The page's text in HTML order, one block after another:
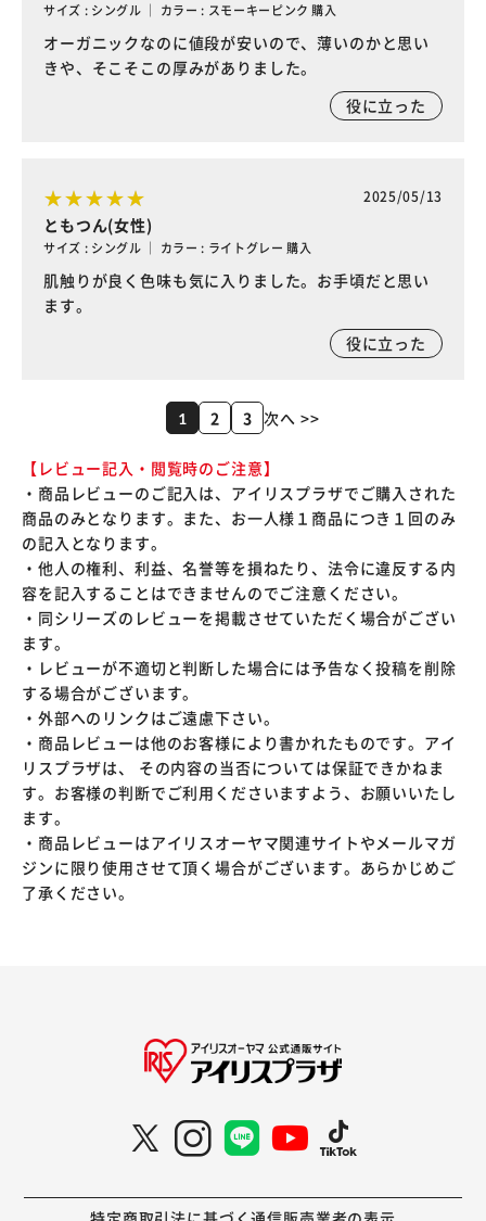
サイズ : シングル ｜ カラー : スモーキーピンク 購入
オーガニックなのに値段が安いので、薄いのかと思い
きや、そこそこの厚みがありました。
役に立った
2025/05/13
ともつん(女性)
サイズ : シングル ｜ カラー : ライトグレー 購入
肌触りが良く色味も気に入りました。お手頃だと思い
ます。
役に立った
1 2 3 次へ >>
【レビュー記入・閲覧時のご注意】
・商品レビューのご記入は、アイリスプラザでご購入された
商品のみとなります。また、お一人様１商品につき１回のみ
の記入となります。
・他人の権利、利益、名誉等を損ねたり、法令に違反する内
容を記入することはできませんのでご注意ください。
・同シリーズのレビューを掲載させていただく場合がござい
ます。
・レビューが不適切と判断した場合には予告なく投稿を削除
する場合がございます。
・外部へのリンクはご遠慮下さい。
・商品レビューは他のお客様により書かれたものです。アイ
リスプラザは、 その内容の当否については保証できかねま
す。お客様の判断でご利用くださいますよう、お願いいたし
ます。
・商品レビューはアイリスオーヤマ関連サイトやメールマガ
ジンに限り使用させて頂く場合がございます。あらかじめご
了承ください。